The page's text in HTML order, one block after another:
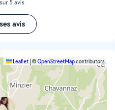
5 avis
avis
Leaflet ©OpenStreetMapcontributors